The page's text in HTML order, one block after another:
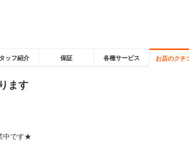
ッフ紹介 保証 各種サービス お店のクチ
ます
中です★